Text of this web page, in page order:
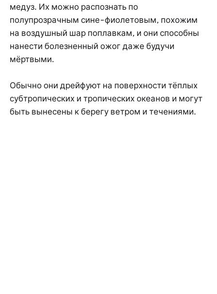
медуз. Их можно распознать по
полупрозрачным сине-фиолетовым, похожим
на воздушный шар поплавкам, и они способны
нанести болезненный ожог даже будучи
мёртвыми.
Обычно они дрейфуют на поверхности тёплых
субтропических и тропических океанов и могут
быть вынесены к берегу ветром и течениями.